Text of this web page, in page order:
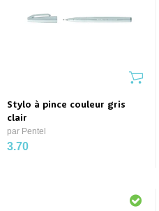
Stylo à pince couleur gris
clair
par Pentel
3.70